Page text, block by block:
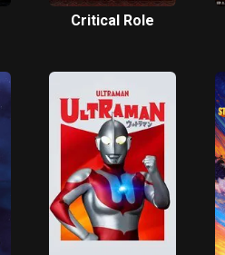
Critical Role